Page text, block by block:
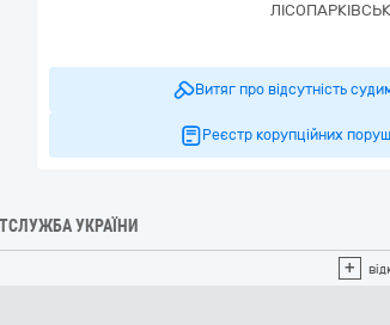
Витяг про відсутність
Реєстр корупційних
УКРАЇНИ
+